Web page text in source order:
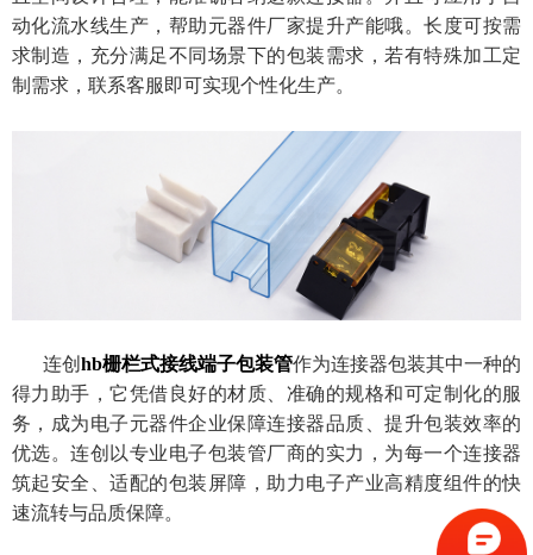
动化流水线生产，帮助元器件厂家提升产能哦。长度可按需
求制造，充分满足不同场景下的包装需求，若有特殊加工定
制需求，联系客服即可实现个性化生产。
连创 hb栅栏式接线端子包装管作为连接器包装其中一种的
得力助手，它凭借良好的材质、准确的规格和可定制化的服
务，成为电子元器件企业保障连接器品质、提升包装效率的
优选。连创以专业电子包装管厂商的实力，为每一个连接器
筑起安全、适配的包装屏障，助力电子产业高精度组件的快
速流转与品质保障。